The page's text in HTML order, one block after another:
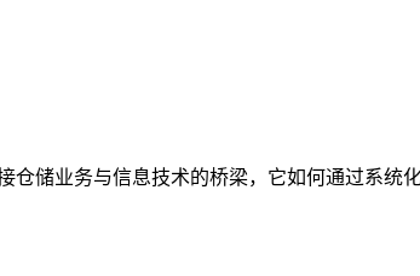
储业务与信息技术的桥梁，它如何通过系统